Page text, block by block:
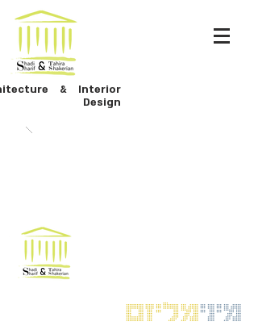
& Interior
Design
מינימליזם